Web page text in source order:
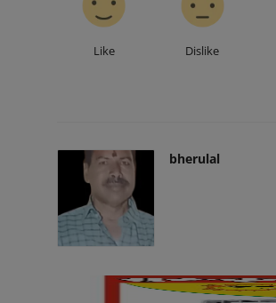
Like Dislike
bherulal